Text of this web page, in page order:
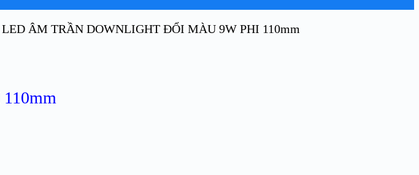
ÂM TRẦN DOWNLIGHT ĐỔI MÀU 9W PHI 110mm